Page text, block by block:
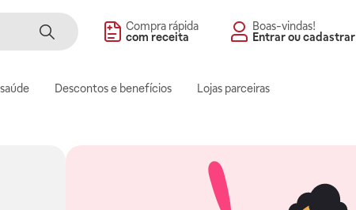
Compra rápida
com receita
Boas-vindas!
Entrar ou cadastrar
Descontos e benefícios Lojas parceiras